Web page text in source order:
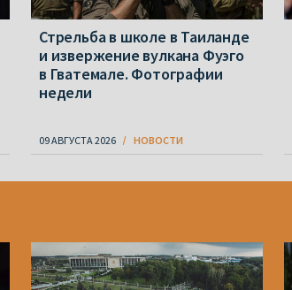
Стрельба в школе в Таиланде
и извержение вулкана Фуэго
в Гватемале. Фотографии
недели
09 АВГУСТА 2026 НОВОСТИ